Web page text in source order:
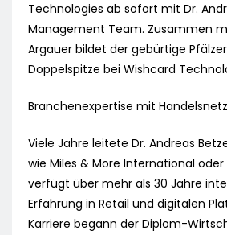
Technologies ab sofort mit Dr.
Management Team. Zusammen
Argauer bildet der gebürtige
Doppelspitze bei Wishcard
Branchenexpertise mit
Viele Jahre leitete Dr. Andreas
wie Miles & More International
verfügt über mehr als 30 Jahre
Erfahrung in Retail und digitalen
Karriere begann der Diplom-